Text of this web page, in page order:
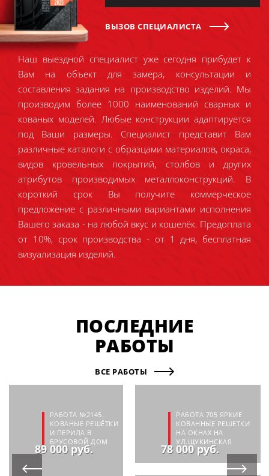
ВЫЗОВ СПЕЦИАЛИСТА
Наш выездной специалист уже сегодня прибудет к
Вам на объект для замера, консультации и
составления задания на производство изделий. Мы
производим более 1000 наименований сварных и
кованых моделей. Любые конструкции адаптируется
под Ваши размеры. Специалист представит Вам
различные каталоги с образцами материалов, окраса,
видов кровельных покрытий, столбов и других
атрибутов производимых металлоконструкций. В
короткий срок Вы получите коммерческое
предложение с различными вариантами исполнения
Вашего заказа - на любой вкус и кошелёк. Предоплата
от 10%, срок производства - от 1 дня, бесплатная
визуализация изделий.
ПОСЛЕДНИЕ
РАБОТЫ
ВСЕ РАБОТЫ
РАБОТА №2145.
КОВАНЫЕ РЕШЁТКИ
И ПЕРИЛА В
БРУСОВОЙ ДОМ
89 000 руб.
РАБОТА 705 ЯРКИЕ
КОВАННЫЕ РЕШЕТКИ
НА ОКНАХ НА
УЛ.ЩУКИНСКАЯ
78 000 руб.